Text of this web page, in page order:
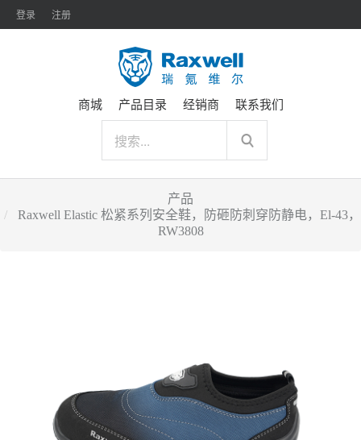
登录 注册
商城 产品目录 经销商 联系我们
产品
Raxwell Elastic 松紧系列安全鞋，防砸防刺穿防静电，El-43，
RW3808